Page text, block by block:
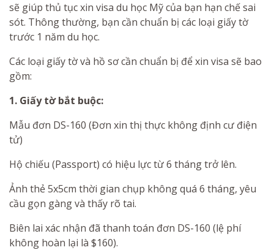
sẽ giúp thủ tục xin visa du học Mỹ của bạn hạn chế sai
sót. Thông thường, bạn cần chuẩn bị các loại giấy tờ
trước 1 năm du học.
Các loại giấy tờ và hồ sơ cần chuẩn bị để xin visa sẽ bao
gồm:
1. Giấy tờ bắt buộc:
Mẫu đơn DS-160 (Đơn xin thị thực không định cư điện
tử)
Hộ chiếu (Passport) có hiệu lực từ 6 tháng trở lên.
Ảnh thẻ 5x5cm thời gian chụp không quá 6 tháng, yêu
cầu gọn gàng và thấy rõ tai.
Biên lai xác nhận đã thanh toán đơn DS-160 (lệ phí
không hoàn lại là $160).